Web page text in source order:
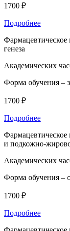
1700 ₽
Подробнее
Фармацевтическое
генеза
Академических
Форма обучения –
1700 ₽
Подробнее
Фармацевтическое
и подкожно-
Академических
Форма обучения –
1700 ₽
Подробнее